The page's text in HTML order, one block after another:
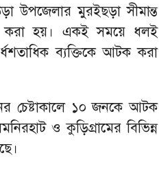
উপজেলার মুরইছড়া সীমান্ত
করা হয়। একই সময়ে ধলই
ব্যক্তিকে আটক করা
চেষ্টাকালে ১০ জনকে আটক
ও কুড়িগ্রামের বিভিন্ন